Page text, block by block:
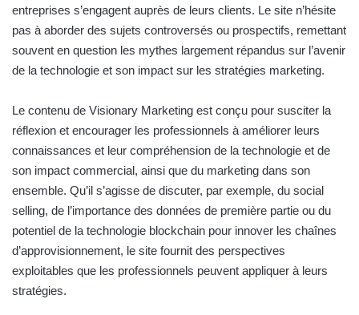
entreprises s’engagent auprès de leurs clients. Le site n’hésite
pas à aborder des sujets controversés ou prospectifs, remettant
souvent en question les mythes largement répandus sur l’avenir
de la technologie et son impact sur les stratégies marketing.
Le contenu de Visionary Marketing est conçu pour susciter la
réflexion et encourager les professionnels à améliorer leurs
connaissances et leur compréhension de la technologie et de
son impact commercial, ainsi que du marketing dans son
ensemble. Qu’il s’agisse de discuter, par exemple, du social
selling, de l’importance des données de première partie ou du
potentiel de la technologie blockchain pour innover les chaînes
d’approvisionnement, le site fournit des perspectives
exploitables que les professionnels peuvent appliquer à leurs
stratégies.